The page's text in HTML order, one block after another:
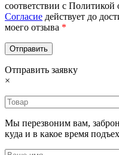
соответствии с
Согласие действует до
моего отзыва *
Отправить заявку
×
Мы перезвоним вам,
куда и в какое время